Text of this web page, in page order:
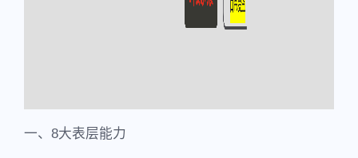
一、8大表层能力